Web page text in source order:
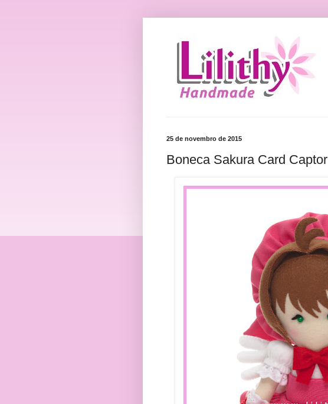
25 de novembro de 2015
Boneca Sakura Card Captor